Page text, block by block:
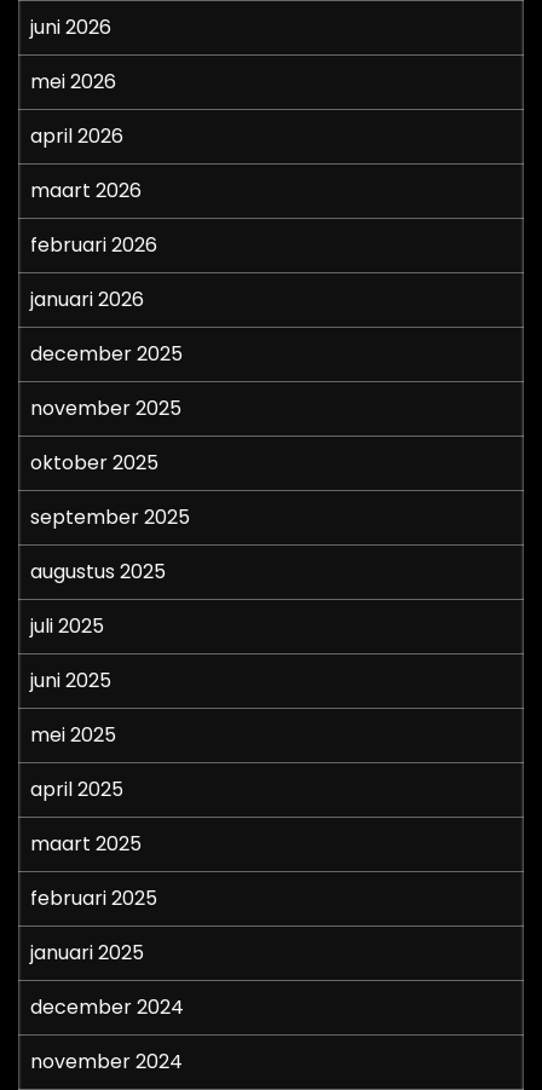
juni 2026
mei 2026
april 2026
maart 2026
februari 2026
januari 2026
december 2025
november 2025
oktober 2025
september 2025
augustus 2025
juli 2025
juni 2025
mei 2025
april 2025
maart 2025
februari 2025
januari 2025
december 2024
november 2024